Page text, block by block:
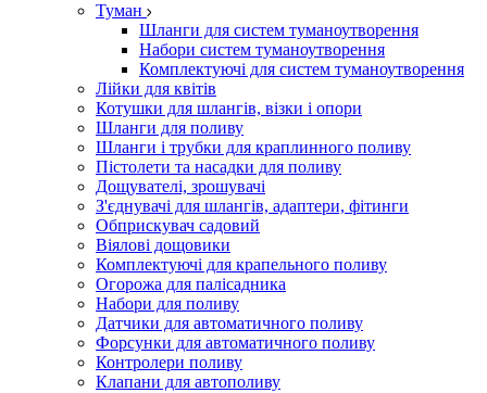
Туман
Шланги для систем туманоутворення
Набори систем туманоутворення
Комплектуючі для систем туманоутворення
Лійки для квітів
Котушки для шлангів, візки і опори
Шланги для поливу
Шланги і трубки для краплинного поливу
Пістолети та насадки для поливу
Дощувателі, зрошувачі
З'єднувачі для шлангів, адаптери, фітинги
Обприскувач садовий
Віялові дощовики
Комплектуючі для крапельного поливу
Огорожа для палісадника
Набори для поливу
Датчики для автоматичного поливу
Форсунки для автоматичного поливу
Контролери поливу
Клапани для автополиву